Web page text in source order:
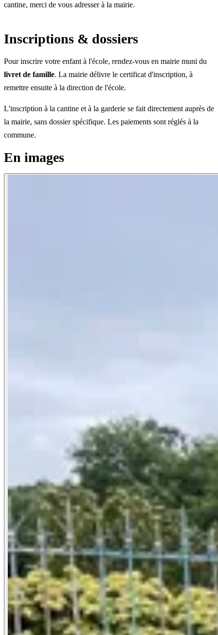
cantine, merci de vous adresser à la mairie.
Inscriptions & dossiers
Pour inscrire votre enfant à l'école, rendez-vous en mairie muni du
livret de famille. La mairie délivre le certificat d'inscription, à
remettre ensuite à la direction de l'école.
L'inscription à la cantine et à la garderie se fait directement auprès de
la mairie, sans dossier spécifique. Les paiements sont réglés à la
commune.
En images